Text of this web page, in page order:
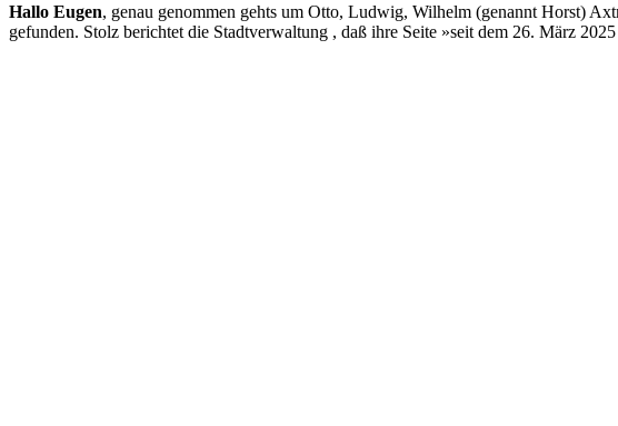
Hallo Eugen, genau genommen gehts um Otto, Ludwig, Wilhelm (genannt Horst)
gefunden. Stolz berichtet die Stadtverwaltung , daß ihre Seite »seit dem 26. März